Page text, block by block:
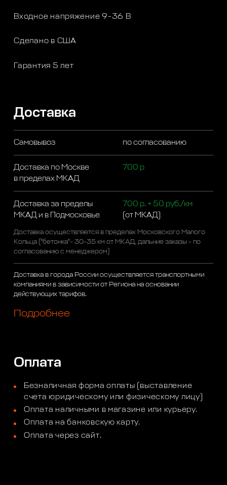
Входное напряжение 9-36 В
Сделано в США
Гарантия 5 лет
Доставка
Самовывоз по согласованию
Доставка по Москве
в пределах МКАД
700 р
Доставка за пределы
МКАД и в Подмосковье
700 р. + 50 руб./км
(от МКАД)
Доставка осуществляется в пределах Московского Малого
Кольца ("бетонка"- 30-35 км от МКАД, дальние заказы - по
согласованию с менеджером)
Доставка в города России осуществляется транспортными
компаниями в зависимости от Региона на основании
действующих тарифов.
Подробнее
Оплата
Безналичная форма оплаты (выставление
счета юридическому или физическому лицу)
Оплата наличными в магазине или курьеру.
Оплата на банковскую карту.
Оплата через сайт.